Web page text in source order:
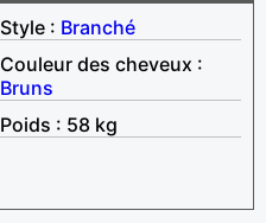
Style : Branché
Couleur des cheveux :
Bruns
Poids : 58 kg